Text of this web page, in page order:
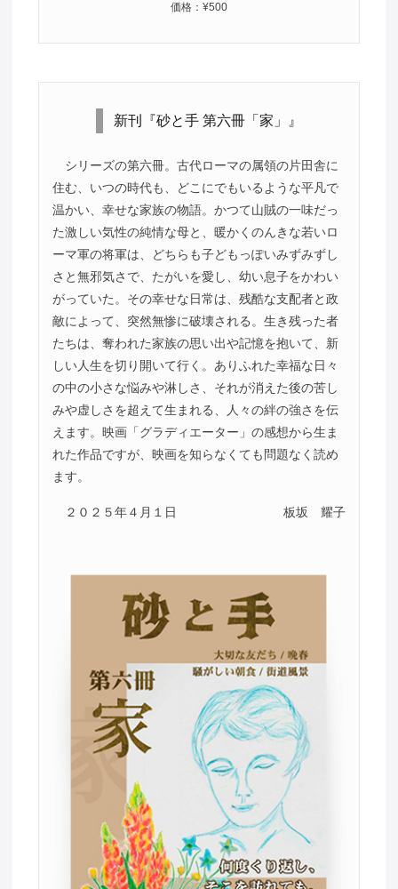
価格：¥500
新刊『砂と手 第六冊「家」』
シリーズの第六冊。古代ローマの属領の片田舎に
住む、いつの時代も、どこにでもいるような平凡で
温かい、幸せな家族の物語。かつて山賊の一味だっ
た激しい気性の純情な母と、暖かくのんきな若いロ
ーマ軍の将軍は、どちらも子どもっぽいみずみずし
さと無邪気さで、たがいを愛し、幼い息子をかわい
がっていた。その幸せな日常は、残酷な支配者と政
敵によって、突然無惨に破壊される。生き残った者
たちは、奪われた家族の思い出や記憶を抱いて、新
しい人生を切り開いて行く。ありふれた幸福な日々
の中の小さな悩みや淋しさ、それが消えた後の苦し
みや虚しさを超えて生まれる、人々の絆の強さを伝
えます。映画「グラディエーター」の感想から生ま
れた作品ですが、映画を知らなくても問題なく読め
ます。
２０２５年４月１日 板坂 耀子